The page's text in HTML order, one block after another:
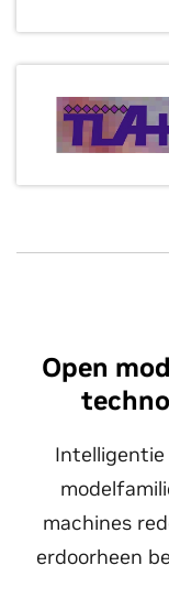
Open
Intelligentie
machines
erdoorheen